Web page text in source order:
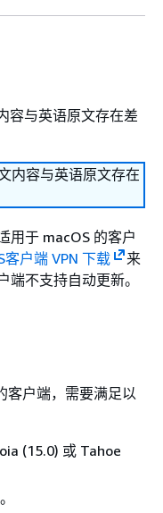
容与英语原文存在差
内容与英语原文存在
用于 macOS 的客户
客户端 VPN 下载
来
端不支持自动更新。
客户端，需要满足以
(15.0) 或 Tahoe